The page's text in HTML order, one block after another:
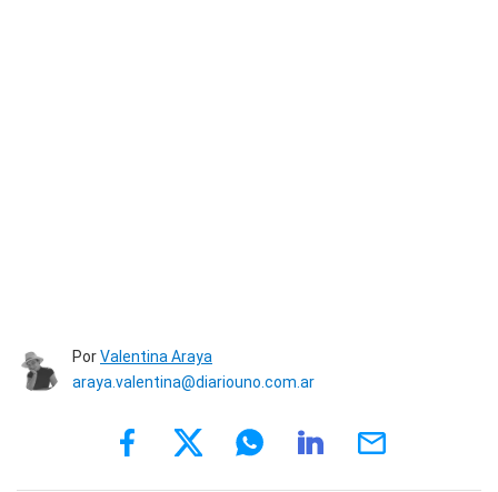
PorValentina Araya
araya.valentina@diariouno.com.ar